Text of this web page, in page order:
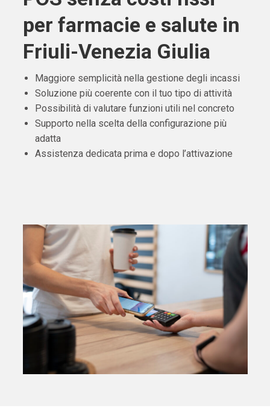
per farmacie e salute in
Friuli-Venezia Giulia
Maggiore semplicità nella gestione degli incassi
Soluzione più coerente con il tuo tipo di attività
Possibilità di valutare funzioni utili nel concreto
Supporto nella scelta della configurazione più
adatta
Assistenza dedicata prima e dopo l’attivazione